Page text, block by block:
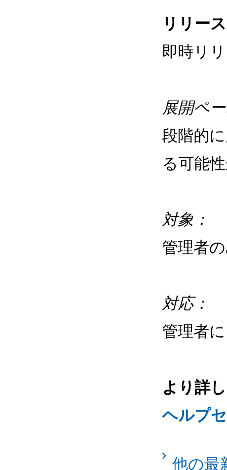
リリー
即時リ
展開ペ
段階的
る可能
対象：
管理者
対応：
管理者
より詳
ヘルプ
他の最